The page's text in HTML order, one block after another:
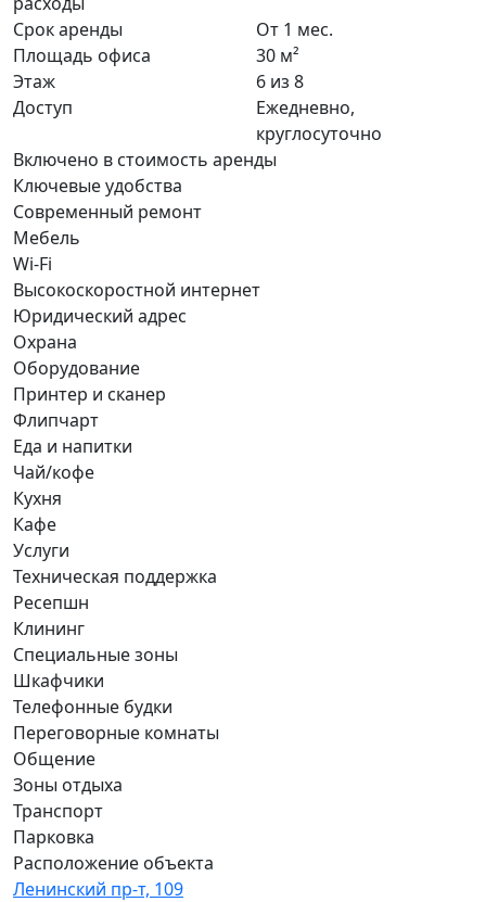
Срок аренды
От 1 мес.
Площадь офиса
30 м²
Этаж
6 из 8
Доступ
Ежедневно,
круглосуточно
Включено в стоимость аренды
Ключевые удобства
Современный ремонт
Мебель
Wi-Fi
Высокоскоростной интернет
Юридический адрес
Охрана
Оборудование
Принтер и сканер
Флипчарт
Еда и напитки
Чай/кофе
Кухня
Кафе
Услуги
Техническая поддержка
Ресепшн
Клининг
Специальные зоны
Шкафчики
Телефонные будки
Переговорные комнаты
Общение
Зоны отдыха
Транспорт
Парковка
Расположение объекта
Ленинский пр-т, 109